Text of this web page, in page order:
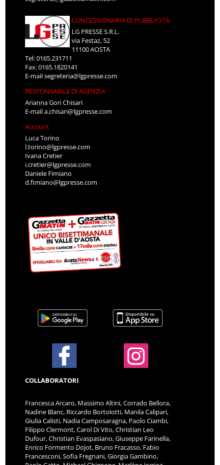
CONCESSIONARIA DI PUBBLICITÀ
LG PRESSE S.R.L.
via Festaz, 52
11100 AOSTA
Tel: 0165.231711
Fax: 0165.1820141
E-mailsegreteria@lgpresse.com
RESPONSABILE DI AGENZIA
Arianna Gori Chisari
E-maila.chisari@lgpresse.com
Account
Luca Torino
l.torino@lgpresse.com
Ivana Cretier
i.cretier@lgpresse.com
Daniele Fimiano
d.fimiano@lgpresse.com
COLLABORATORI
Francesca Arcaro, Massimo Altini, Corrado Bellora,
Nadine Blanc, Riccardo Bortolotti, Manila Calipari,
Giulia Calisti, Nadia Camposaragna, Paolo Ciambi,
Filippo Clermont, Carol Di Vito, Christian Leo
Dufour, Christian Evaspasiano, Giuseppe Farinella,
Enrico Formento Dojot, Bruno Fracasso, Fabio
Francesconi, Sofia Fregnani, Giorgia Gambino,